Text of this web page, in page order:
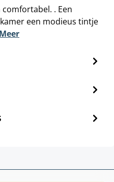
. Een
een modieus tintje
Meer